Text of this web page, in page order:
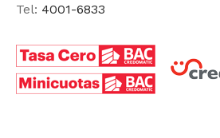
Tel: 4001-6833